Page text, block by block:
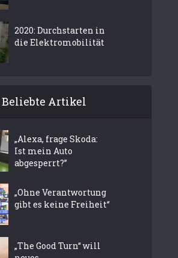
2020: Durchstarten in
die Elektromobilität
Beliebte Artikel
„Alexa, frage Skoda:
Ist mein Auto
abgesperrt?”
„Ohne Verantwortung
gibt es keine Freiheit“
„The Good Turn“ will